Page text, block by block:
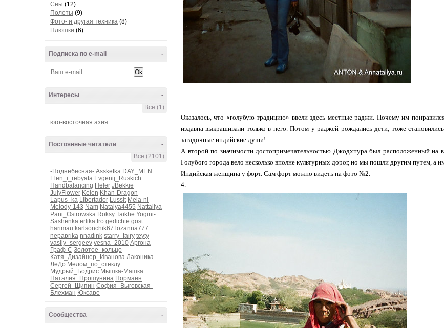
Сны (12)
Полеты (9)
Фото- и другая техника (8)
Плюшки (6)
-
Подписка по e-mail
-
Интересы
Все (1)
юго-восточная азия
-
Постоянные читатели
Все (2101)
-Поднебесная- Assketka DAY_MEN
Elen_i_rebyata Evgenij_Ruskich
Handbalancing Heler JBekkie
JulyFlower Kelen Khan-Dragon
Lapus_ka Libertador Lussit Mela-ni
Melody-143 Nam Natalya4455 Nattaliya
Pani_Ostrowska Roksy Taikhe Yogini-
Sashenka erlika fro gedichte gost
harimau karlsonchik67 lozanna777
nepaprika nnadink starry_fairy teyty
vasily_sergeev vesna_2010 Аргона
Граф-С Золотое_кольцо
Катя_Дизайнер_Иванова Лаконика
ЛеДо Мелом_по_стеклу
Мудрый_Бодрис Мышка-Машка
Наталия_Прошунина Норманн
Сергей_Щипин София_Выговская-
Блехман Юксаре
-
Сообщества
Оказалось, что «голубую традицию» ввели здесь местные раджи. Почему им
издавна выкрашивали только в него. Потом у раджей рождались дети, тоже
загадочные индийские души!..
А второй по значимости достопримечательностью Джодхпура был расположенный на
Голубого города вело несколько вполне культурных дорог, но мы пошли другим путем, а
Индийская женщина у форт. Сам форт можно видеть на фото №2.
4.